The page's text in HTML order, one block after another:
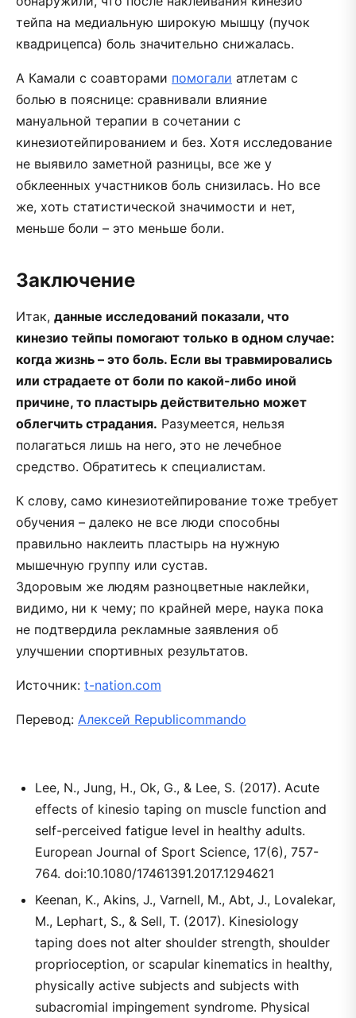
тейпа на медиальную широкую мышцу (пучок
квадрицепса) боль значительно снижалась.
А Камали с соавторами помогали атлетам с
болью в пояснице: сравнивали влияние
мануальной терапии в сочетании с
кинезиотейпированием и без. Хотя исследование
не выявило заметной разницы, все же у
обклеенных участников боль снизилась. Но все
же, хоть статистической значимости и нет,
меньше боли – это меньше боли.
Заключение
Итак, данные исследований показали, что
кинезио тейпы помогают только в одном случае:
когда жизнь – это боль. Если вы травмировались
или страдаете от боли по какой-либо иной
причине, то пластырь действительно может
облегчить страдания. Разумеется, нельзя
полагаться лишь на него, это не лечебное
средство. Обратитесь к специалистам.
К слову, само кинезиотейпирование тоже требует
обучения – далеко не все люди способны
правильно наклеить пластырь на нужную
мышечную группу или сустав.
Здоровым же людям разноцветные наклейки,
видимо, ни к чему; по крайней мере, наука пока
не подтвердила рекламные заявления об
улучшении спортивных результатов.
Источник: t-nation.com
Перевод: Алексей Republicommando
Lee, N., Jung, H., Ok, G., & Lee, S. (2017). Acute
effects of kinesio taping on muscle function and
self-perceived fatigue level in healthy adults.
European Journal of Sport Science, 17(6), 757-
764. doi:10.1080/17461391.2017.1294621
Keenan, K., Akins, J., Varnell, M., Abt, J., Lovalekar,
M., Lephart, S., & Sell, T. (2017). Kinesiology
taping does not alter shoulder strength, shoulder
proprioception, or scapular kinematics in healthy,
physically active subjects and subjects with
subacromial impingement syndrome. Physical